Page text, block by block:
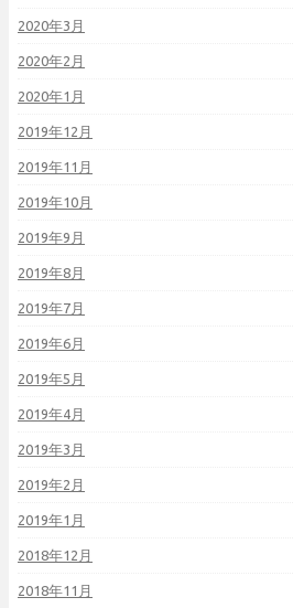
2020年3月
2020年2月
2020年1月
2019年12月
2019年11月
2019年10月
2019年9月
2019年8月
2019年7月
2019年6月
2019年5月
2019年4月
2019年3月
2019年2月
2019年1月
2018年12月
2018年11月